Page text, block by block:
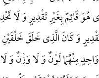
هُوَ قَائِمٌ بِغَیْرِ تَقْدِیرٍ وَ لَا
وَ کَانَ الَّذِی خَلَقَ خَلْقَیْنِ
مِنْهُمَا لَوْنٌ وَ لَا وَزْنٌ وَ